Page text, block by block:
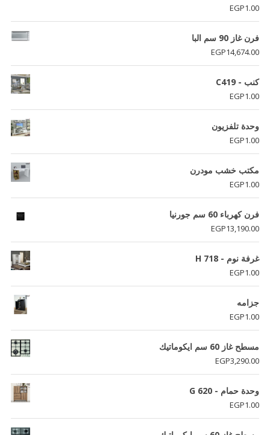
تم التقييم
5.00
من 5
EGP1.00
فرن غاز 90 سم البا
EGP14,674.00
كنب - C419
EGP1.00
وحدة تلفزيون
EGP1.00
مكتب خشب مودرن
EGP1.00
فرن كھرباء 60 سم جورنيا
EGP13,190.00
غرفة نوم - H 718
EGP1.00
جزامه
EGP1.00
مسطح غاز 60 سم ايكوماتيك
EGP3,290.00
وحدة حمام - G 620
EGP1.00